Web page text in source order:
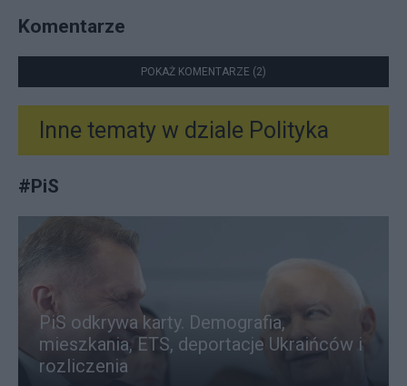
Komentarze
POKAŻ KOMENTARZE (2)
Inne tematy w dziale Polityka
#PiS
PiS odkrywa karty. Demografia,
mieszkania, ETS, deportacje Ukraińców i
rozliczenia